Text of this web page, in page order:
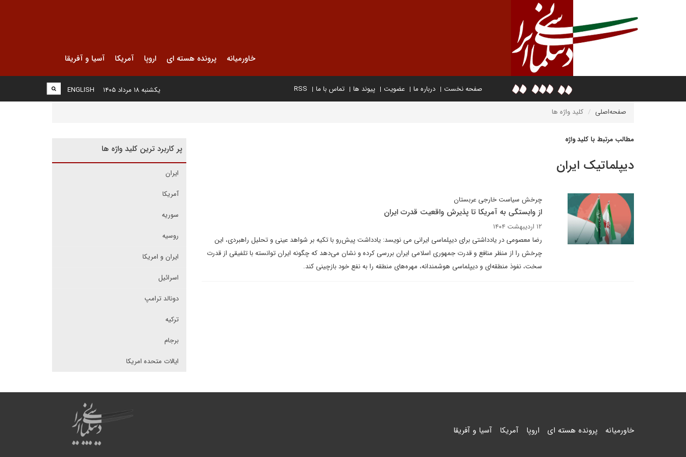
خاورمیانه پرونده هسته ای اروپا آمریکا آسیا و آفریقا
صفحه نخست درباره ما عضویت پیوند ها تماس با ما RSS
ENGLISH یکشنبه ۱۸ مرداد ۱۴۰۵
صفحه‌اصلی کلید واژه ها
مطالب مرتبط با کلید واژه
دیپلماتیک ایران
چرخش سیاست خارجی عربستان
از وابستگی به آمریکا تا پذیرش واقعیت قدرت ایران
۱۲ اردیبهشت ۱۴۰۴
رضا معصومی در یادداشتی برای دیپلماسی ایرانی می نویسد: یادداشت پیش‌رو با تکیه بر شواهد عینی و تحلیل راهبردی، این
چرخش را از منظر منافع و قدرت جمهوری اسلامی ایران بررسی کرده و نشان می‌دهد که چگونه ایران توانسته با تلفیقی از قدرت
سخت، نفوذ منطقه‌ای و دیپلماسی هوشمندانه، مهره‌های منطقه را به نفع خود بازچینی کند.
پر کاربرد ترین کلید واژه ها
ایران
آمریکا
سوریه
روسیه
ایران و امریکا
اسرائیل
دونالد ترامپ
ترکیه
برجام
ایالات متحده امریکا
خاورمیانه پرونده هسته ای اروپا آمریکا آسیا و آفریقا